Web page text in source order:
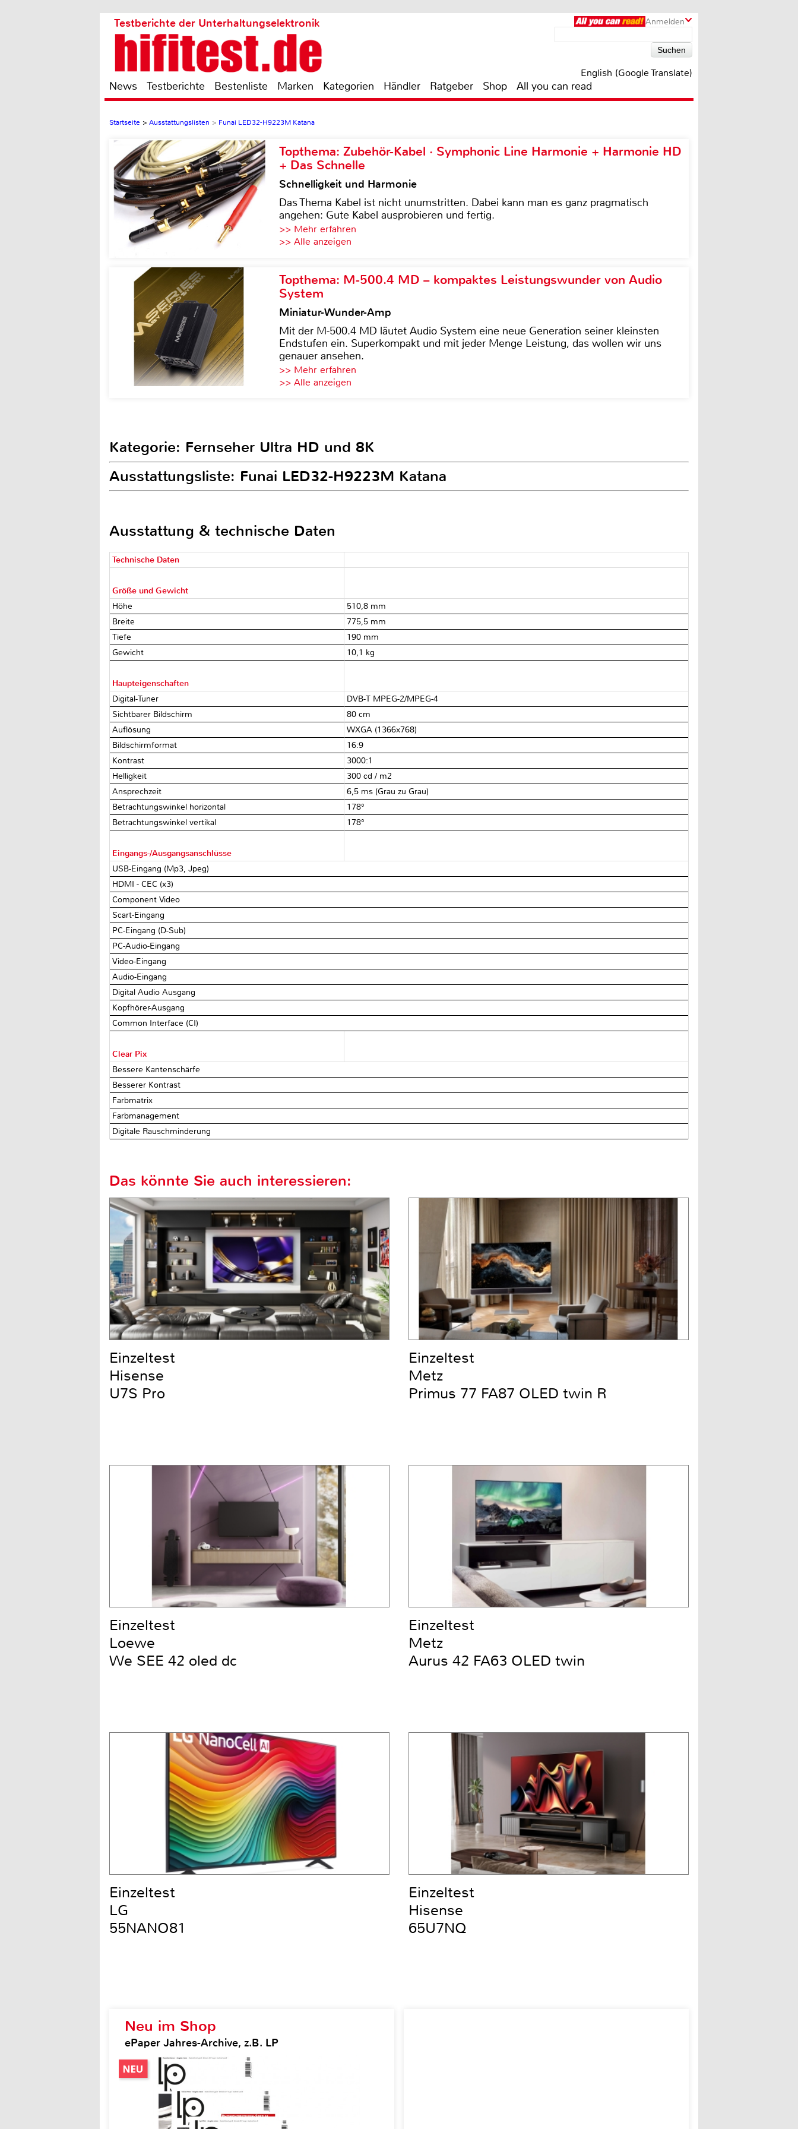
Anmelden
Testberichte der Unterhaltungselektronik
English (Google Translate)
News Testberichte Bestenliste Marken Kategorien Händler Ratgeber Shop All you can read
Startseite > Ausstattungslisten > Funai LED32-H9223M Katana
Topthema: Zubehör-Kabel · Symphonic Line Harmonie + Harmonie HD
+ Das Schnelle
Schnelligkeit und Harmonie
Das Thema Kabel ist nicht unumstritten. Dabei kann man es ganz pragmatisch
angehen: Gute Kabel ausprobieren und fertig.
>> Mehr erfahren
>> Alle anzeigen
Topthema: M-500.4 MD – kompaktes Leistungswunder von Audio
System
Miniatur-Wunder-Amp
Mit der M-500.4 MD läutet Audio System eine neue Generation seiner kleinsten
Endstufen ein. Superkompakt und mit jeder Menge Leistung, das wollen wir uns
genauer ansehen.
>> Mehr erfahren
>> Alle anzeigen
Kategorie: Fernseher Ultra HD und 8K
Ausstattungsliste: Funai LED32-H9223M Katana
Ausstattung & technische Daten
Technische Daten
Größe und Gewicht
Höhe
510,8 mm
Breite
775,5 mm
Tiefe
190 mm
Gewicht
10,1 kg
Haupteigenschaften
Digital-Tuner
DVB-T MPEG-2/MPEG-4
Sichtbarer Bildschirm
80 cm
Auflösung
WXGA (1366x768)
Bildschirmformat
16:9
Kontrast
3000:1
Helligkeit
300 cd / m2
Ansprechzeit
6,5 ms (Grau zu Grau)
Betrachtungswinkel horizontal
178°
Betrachtungswinkel vertikal
178°
Eingangs-/Ausgangsanschlüsse
USB-Eingang (Mp3, Jpeg)
HDMI - CEC (x3)
Component Video
Scart-Eingang
PC-Eingang (D-Sub)
PC-Audio-Eingang
Video-Eingang
Audio-Eingang
Digital Audio Ausgang
Kopfhörer-Ausgang
Common Interface (CI)
Clear Pix
Bessere Kantenschärfe
Besserer Kontrast
Farbmatrix
Farbmanagement
Digitale Rauschminderung
Neu im Shop
ePaper Jahres-Archive, z.B. LP
Das könnte Sie auch interessieren:
Einzeltest
Hisense
U7S Pro
Einzeltest
Metz
Primus 77 FA87 OLED twin R
Einzeltest
Loewe
We SEE 42 oled dc
Einzeltest
Metz
Aurus 42 FA63 OLED twin
Einzeltest
LG
55NANO81
Einzeltest
Hisense
65U7NQ